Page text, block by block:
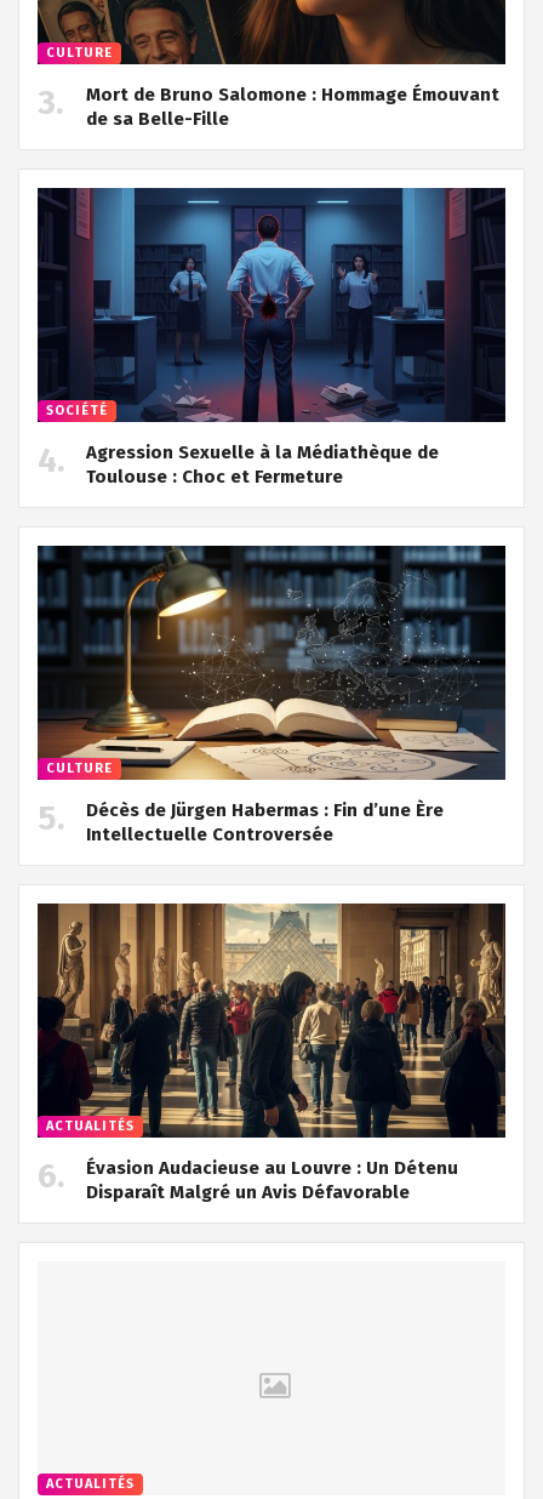
CULTURE
Mort de Bruno Salomone : Hommage Émouvant
de sa Belle-Fille
SOCIÉTÉ
Agression Sexuelle à la Médiathèque de
Toulouse : Choc et Fermeture
CULTURE
Décès de Jürgen Habermas : Fin d’une Ère
Intellectuelle Controversée
ACTUALITÉS
Évasion Audacieuse au Louvre : Un Détenu
Disparaît Malgré un Avis Défavorable
ACTUALITÉS